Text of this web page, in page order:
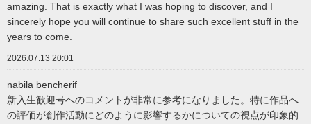
amazing. That is exactly what I was hoping to discover, and I
sincerely hope you will continue to share such excellent stuff in the
years to come.
2026.07.13 20:01
nabila bencherif
新入生歓迎号へのコメントが非常に参考になりました。特に作品へ
の評価が創作活動にどのように影響するかについての視点が印象的